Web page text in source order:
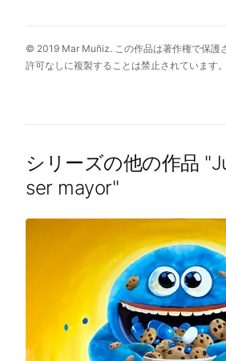
© 2019 Mar Muñiz. この作品は著作権で保護
許可なしに複製することは禁止されています。
シリーズの他の作品 "
ser mayor"